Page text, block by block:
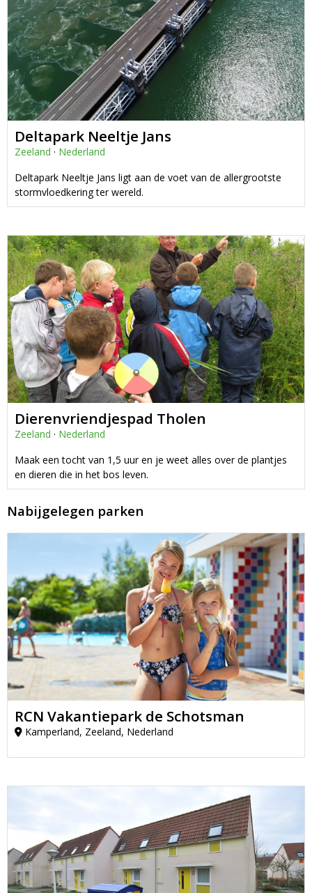
Deltapark Neeltje Jans
Zeeland · Nederland
Deltapark Neeltje Jans ligt aan de voet van de allergrootste
stormvloedkering ter wereld.
Dierenvriendjespad Tholen
Zeeland · Nederland
Maak een tocht van 1,5 uur en je weet alles over de plantjes
en dieren die in het bos leven.
Nabijgelegen parken
RCN Vakantiepark de Schotsman
Kamperland, Zeeland, Nederland